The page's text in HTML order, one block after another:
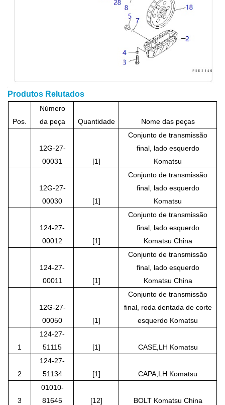
Produtos Relutados
Pos.
Número
da peça
Quantidade Nome das peças
12G-27-
00031
[1]
Conjunto de transmissão
final, lado esquerdo
Komatsu
12G-27-
00030
[1]
Conjunto de transmissão
final, lado esquerdo
Komatsu
124-27-
00012
[1]
Conjunto de transmissão
final, lado esquerdo
Komatsu China
124-27-
00011
[1]
Conjunto de transmissão
final, lado esquerdo
Komatsu China
12G-27-
00050
[1]
Conjunto de transmissão
final, roda dentada de corte
esquerdo Komatsu
1
124-27-
51115
[1] CASE,LH Komatsu
2
124-27-
51134
[1] CAPA,LH Komatsu
3
01010-
81645
[12] BOLT Komatsu China